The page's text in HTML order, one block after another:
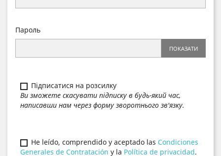
Пароль
ПОКАЗАТИ
Підписатися на розсилку
Ви зможете скасувати підписку в будь-який час,
написавши нам через форму зворотнього зв'язку.
He leído, comprendido y aceptado las Condiciones
Generales de Contratación y la Política de privacidad.